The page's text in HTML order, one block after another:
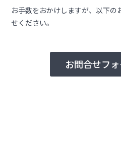
お手数をおかけしますが、以下
せください。
お問合せフ